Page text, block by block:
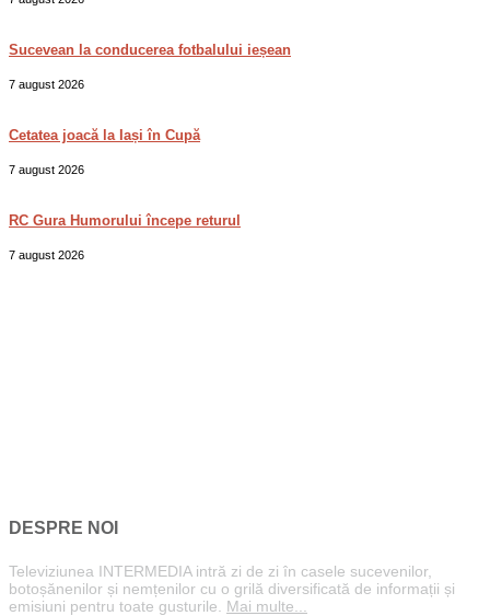
Sucevean la conducerea fotbalului ieșean
7 august 2026
Cetatea joacă la Iași în Cupă
7 august 2026
RC Gura Humorului începe returul
7 august 2026
DESPRE NOI
Televiziunea INTERMEDIA intră zi de zi în casele sucevenilor,
botoșănenilor și nemțenilor cu o grilă diversificată de informații și
emisiuni pentru toate gusturile. Mai multe...